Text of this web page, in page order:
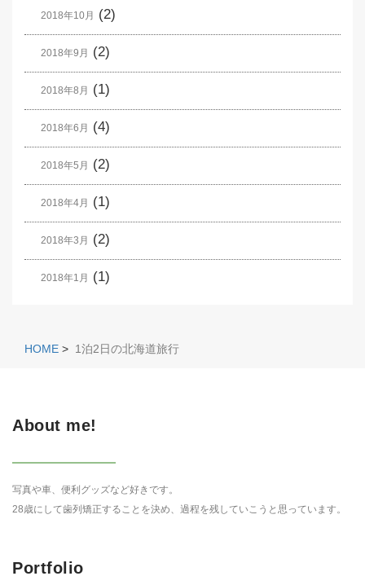
2018年10月 (2)
2018年9月 (2)
2018年8月 (1)
2018年6月 (4)
2018年5月 (2)
2018年4月 (1)
2018年3月 (2)
2018年1月 (1)
HOME > 1泊2日の北海道旅行
About me!
写真や車、便利グッズなど好きです。
28歳にして歯列矯正することを決め、過程を残していこうと思っています。
Portfolio